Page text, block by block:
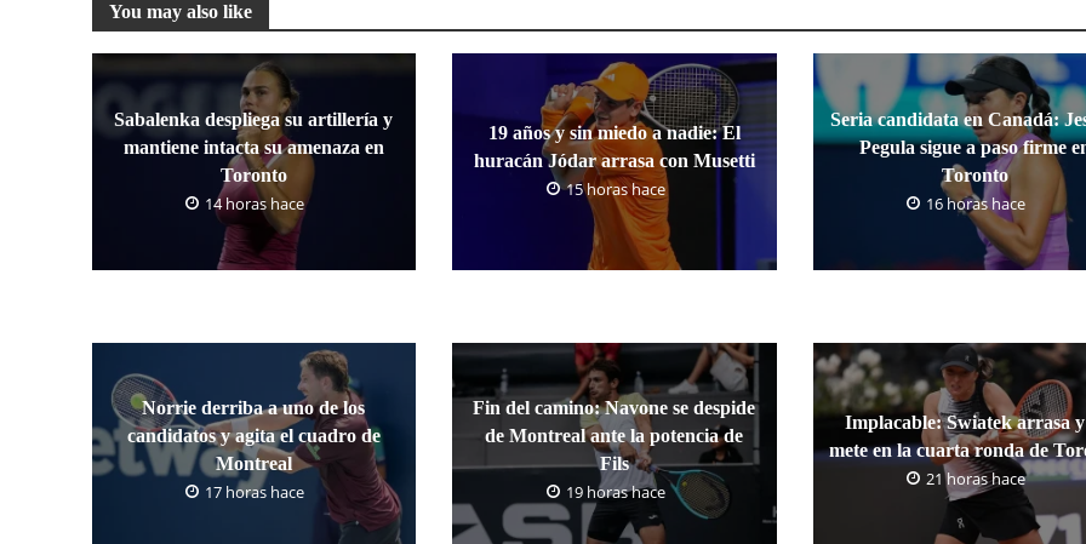
You may also like
Sabalenka despliega su artillería y
mantiene intacta su amenaza en
Toronto
14 horas hace
19 años y sin miedo a nadie: El
huracán Jódar arrasa con Musetti
15 horas hace
Seria candidata en Canadá:
Pegula sigue a paso firme
Toronto
16 horas hace
Norrie derriba a uno de los
candidatos y agita el cuadro de
Montreal
17 horas hace
Fin del camino: Navone se despide
de Montreal ante la potencia de
Fils
19 horas hace
Implacable: Swiatek arrasa y
mete en la cuarta ronda de
21 horas hace